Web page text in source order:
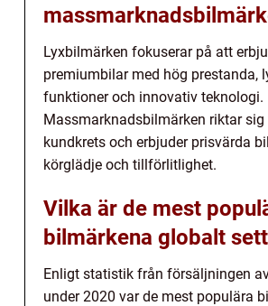
Lyxbilmärken fokuserar på att
premiumbilar med hög prestanda,
funktioner och innovativ teknologi.
Massmarknadsbilmärken riktar sig
kundkrets och erbjuder prisvärda
körglädje och tillförlitlighet.
Vilka är de mest
bilmärkena globalt
Enligt statistik från försäljningen
under 2020 var de mest populära